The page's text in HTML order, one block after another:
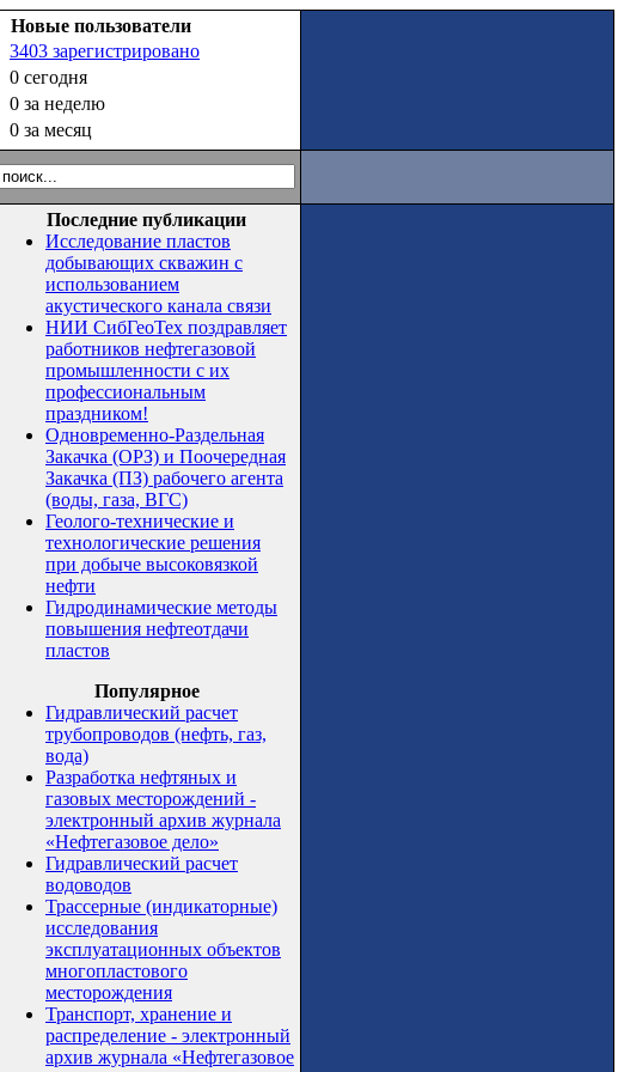
Новые пользователи
3403 зарегистрировано
0 сегодня
0 за неделю
0 за месяц
Последние публикации
Исследование пластов
добывающих скважин с
использованием
акустического канала связи
НИИ СибГеоТех поздравляет
работников нефтегазовой
промышленности с их
профессиональным
праздником!
Одновременно-Раздельная
Закачка (ОРЗ) и Поочередная
Закачка (ПЗ) рабочего агента
(воды, газа, ВГС)
Геолого-технические и
технологические решения
при добыче высоковязкой
нефти
Гидродинамические методы
повышения нефтеотдачи
пластов
Популярное
Гидравлический расчет
трубопроводов (нефть, газ,
вода)
Разработка нефтяных и
газовых месторождений -
электронный архив журнала
«Нефтегазовое дело»
Гидравлический расчет
водоводов
Трассерные (индикаторные)
исследования
эксплуатационных объектов
многопластового
месторождения
Транспорт, хранение и
распределение - электронный
архив журнала «Нефтегазовое